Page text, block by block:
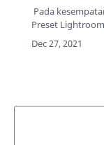
Pada
Preset
untuk perangkat
penggunaannya?